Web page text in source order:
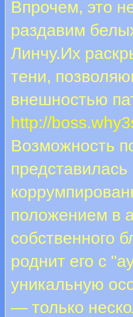
Впрочем, это
раздавим
Линчу.Их
тени,
внешностью
http://
Возможность
положением в
собственного
роднит его с
уникальную
— только